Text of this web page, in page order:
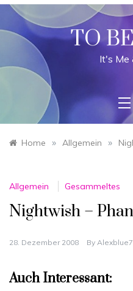
Skip
content
TO
It's Me
Home » Allgemein »
Allgemein Gesammeltes
Nightwish –
28. Dezember 2008 By
Auch Interessant: